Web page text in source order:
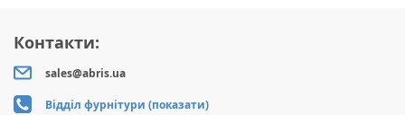
Контакти:
sales@abris.ua
Відділ фурнітури (показати)